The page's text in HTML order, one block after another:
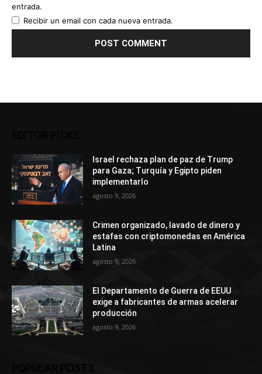
entrada.
Recibir un email con cada nueva entrada.
Israel rechaza plan de paz de Trump
para Gaza; Turquía y Egipto piden
implementarlo
agosto 9, 2026
Crimen organizado, lavado de dinero y
estafas con criptomonedas en América
Latina
agosto 9, 2026
El Departamento de Guerra de EEUU
exige a fabricantes de armas acelerar
producción
agosto 9, 2026